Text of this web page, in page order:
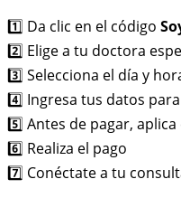
1️⃣ Da clic en el código
2️⃣ Elige a tu doctora
3️⃣ Selecciona el día y
4️⃣ Ingresa tus datos
5️⃣ Antes de pagar,
6️⃣ Realiza el pago
7️⃣ Conéctate a tu